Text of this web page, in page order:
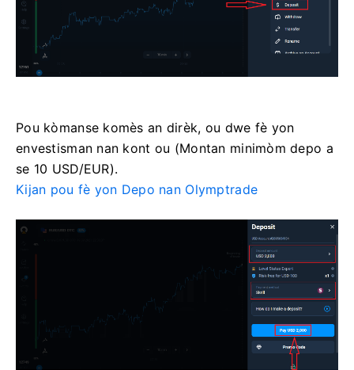
Pou kòmanse komès an dirèk, ou dwe fè yon
envestisman nan kont ou (Montan minimòm depo a
se 10 USD/EUR).
Kijan pou fè yon Depo nan Olymptrade